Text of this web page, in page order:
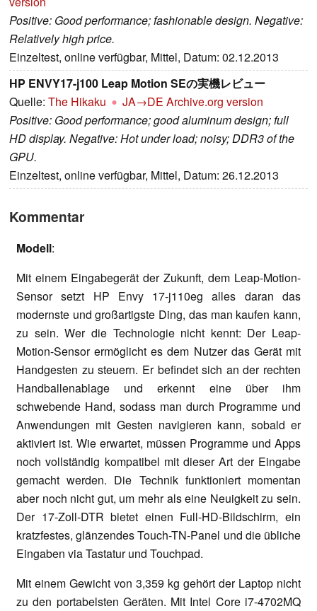
Positive: Good performance; fashionable design. Negative:
Relatively high price.
Einzeltest, online verfügbar, Mittel, Datum: 02.12.2013
HP ENVY17-j100 Leap Motion SEの実機レビュー
Quelle: The Hikaku JA→DE Archive.org version
Positive: Good performance; good aluminum design; full
HD display. Negative: Hot under load; noisy; DDR3 of the
GPU.
Einzeltest, online verfügbar, Mittel, Datum: 26.12.2013
Kommentar
Modell:
Mit einem Eingabegerät der Zukunft, dem Leap-Motion-
Sensor setzt HP Envy 17-j110eg alles daran das
modernste und großartigste Ding, das man kaufen kann,
zu sein. Wer die Technologie nicht kennt: Der Leap-
Motion-Sensor ermöglicht es dem Nutzer das Gerät mit
Handgesten zu steuern. Er befindet sich an der rechten
Handballenablage und erkennt eine über ihm
schwebende Hand, sodass man durch Programme und
Anwendungen mit Gesten navigieren kann, sobald er
aktiviert ist. Wie erwartet, müssen Programme und Apps
noch vollständig kompatibel mit dieser Art der Eingabe
gemacht werden. Die Technik funktioniert momentan
aber noch nicht gut, um mehr als eine Neuigkeit zu sein.
Der 17-Zoll-DTR bietet einen Full-HD-Bildschirm, ein
kratzfestes, glänzendes Touch-TN-Panel und die übliche
Eingaben via Tastatur und Touchpad.
Mit einem Gewicht von 3,359 kg gehört der Laptop nicht
zu den portabelsten Geräten. Mit Intel Core i7-4702MQ